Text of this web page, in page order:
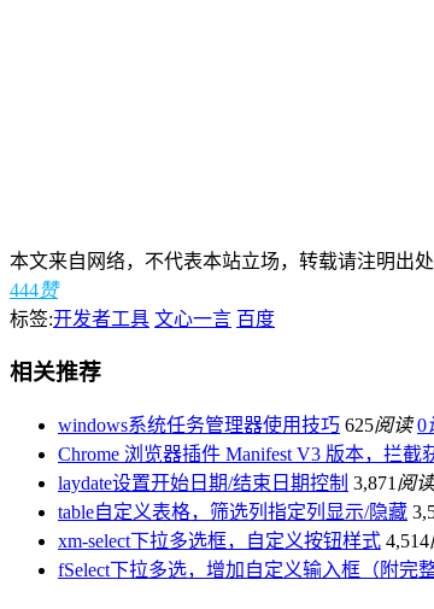
本文来自网络，不代表本站立场，转载请注明出处
444赞
标签:开发者工具 文心一言 百度
相关推荐
windows系统任务管理器使用技巧 625阅读 0
Chrome 浏览器插件 Manifest V3 版本，拦截
laydate设置开始日期/结束日期控制 3,871 阅读
table自定义表格，筛选列指定列显示/隐藏
xm-select下拉多选框，自定义按钮样式 4,514
fSelect下拉多选，增加自定义输入框（附完整